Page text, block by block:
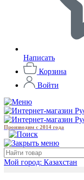
Написать
Корзина
Войти
Производим с 2014 года
Мой город: Казахстан